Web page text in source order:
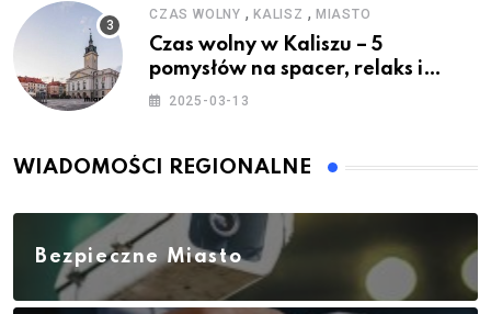
CZAS WOLNY , KALISZ , MIASTO
Czas wolny w Kaliszu – 5
pomysłów na spacer, relaks i
rodzinne atrakcje
2025-03-13
WIADOMOŚCI REGIONALNE
Bezpieczne Miasto